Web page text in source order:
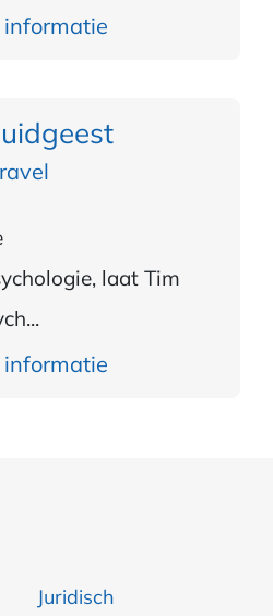
informatie
laat Tim
informatie
Juridisch